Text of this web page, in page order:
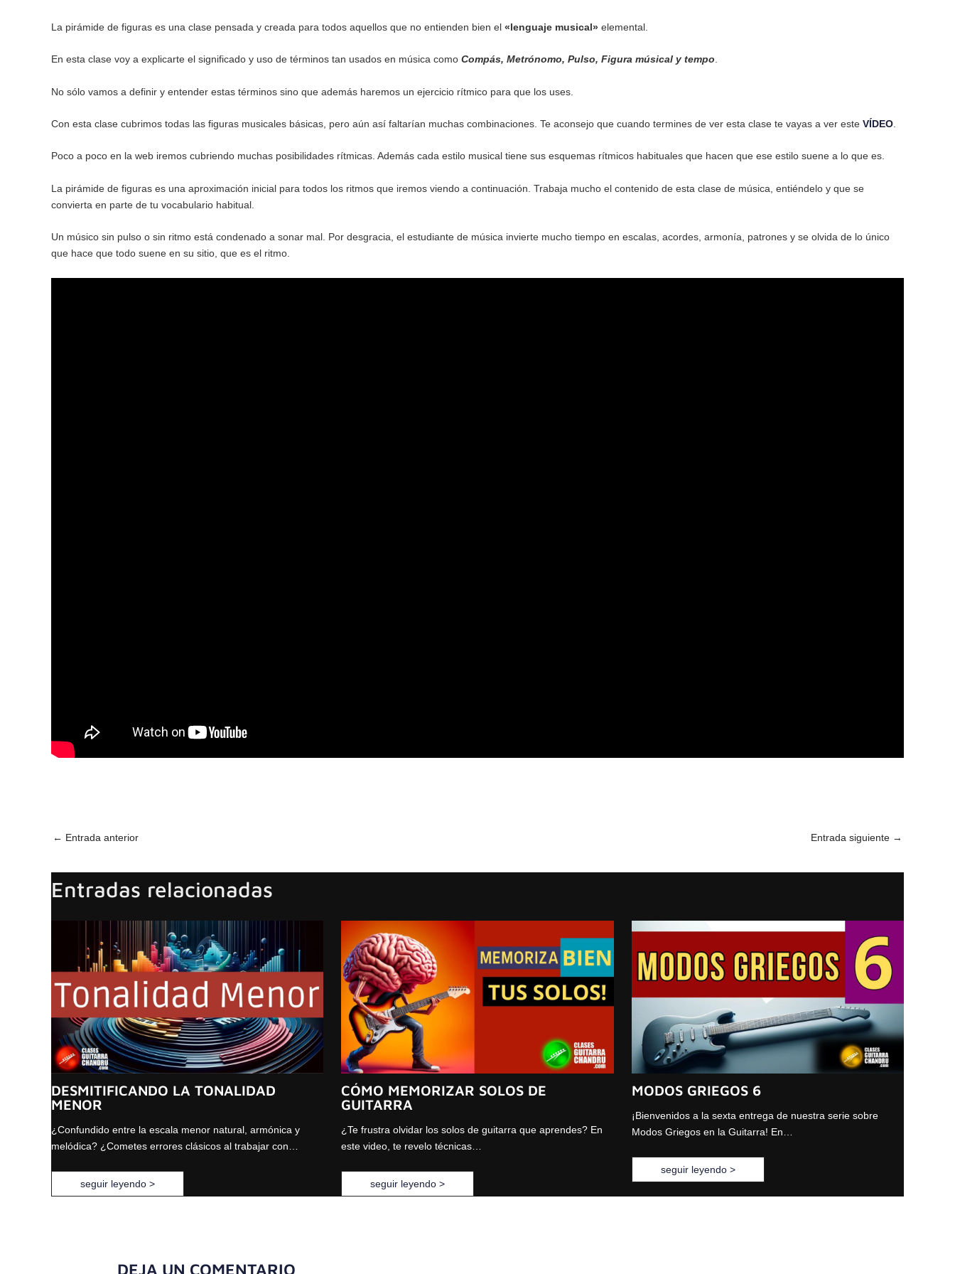
La pirámide de figuras es una clase pensada y creada para todos aquellos que no entienden bien el «lenguaje musical» elemental.
En esta clase voy a explicarte el significado y uso de términos tan usados en música como Compás, Metrónomo, Pulso, Figura músical y tempo
No sólo vamos a definir y entender estas términos sino que además haremos un ejercicio rítmico para que los uses.
Con esta clase cubrimos todas las figuras musicales básicas, pero aún así faltarían muchas combinaciones. Te aconsejo que cuando termines de ver esta clase te vayas a ver este VÍDEO
Poco a poco en la web iremos cubriendo muchas posibilidades rítmicas. Además cada estilo musical tiene sus esquemas rítmicos habituales que hacen que ese estilo suene a lo que es.
La pirámide de figuras es una aproximación inicial para todos los ritmos que iremos viendo a continuación. Trabaja mucho el contenido de esta clase de música, entiéndelo y que se
convierta en parte de tu vocabulario habitual.
Un músico sin pulso o sin ritmo está condenado a sonar mal. Por desgracia, el estudiante de música invierte mucho tiempo en escalas, acordes, armonía, patrones y se olvida de lo único
que hace que todo suene en su sitio, que es el ritmo.
← Entrada anterior Entrada siguiente →
Entradas relacionadas
DESMITIFICANDO LA TONALIDAD
MENOR
¿Confundido entre la escala menor natural, armónica y
melódica? ¿Cometes errores clásicos al trabajar con…
seguir leyendo >
CÓMO MEMORIZAR SOLOS DE
GUITARRA
¿Te frustra olvidar los solos de guitarra que aprendes? En
este video, te revelo técnicas…
seguir leyendo >
MODOS GRIEGOS 6
¡Bienvenidos a la sexta entrega de nuestra serie sobre
Modos Griegos en la Guitarra! En…
seguir leyendo >
DEJA UN COMENTARIO